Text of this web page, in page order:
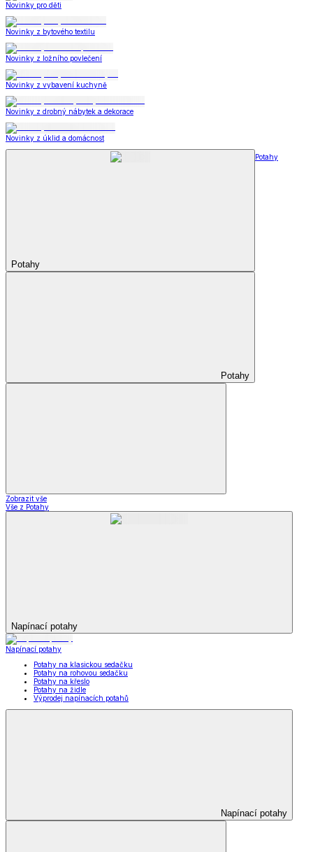
Novinky pro děti
Novinky z bytového textilu
Novinky z ložního povlečení
Novinky z vybavení kuchyně
Novinky z drobný nábytek a dekorace
Novinky z úklid a domácnost
Potahy
Potahy
Potahy
Zobrazit vše
Vše z Potahy
Napínací potahy
Napínací potahy
Potahy na klasickou sedačku
Potahy na rohovou sedačku
Potahy na křeslo
Potahy na židle
Výprodej napínacích potahů
Napínací potahy